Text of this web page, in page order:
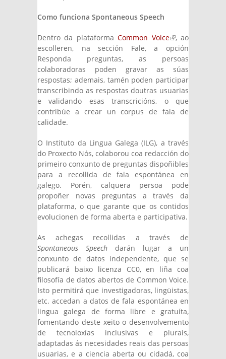
Como funciona Spontaneous Speech
Dentro da plataformaCommon Voice(link is
external)
, ao
escolleren, na sección Fale, a opción
Responda preguntas, as persoas
colaboradoras poden gravar as súas
respostas; ademais, tamén poden participar
transcribindo as respostas doutras usuarias
e validando esas transcricións, o que
contribúe a crear un corpus de fala de
calidade.
O Instituto da Lingua Galega (ILG), a través
do Proxecto Nós, colaborou coa redacción do
primeiro conxunto de preguntas dispoñibles
para a recollida de fala espontánea en
galego. Porén, calquera persoa pode
propoñer novas preguntas a través da
plataforma, o que garante que os contidos
evolucionen de forma aberta e participativa.
As achegas recollidas a través de
Spontaneous Speech darán lugar a un
conxunto de datos independente, que se
publicará baixo licenza CC0, en liña coa
filosofía de datos abertos de Common Voice.
Isto permitirá que investigadoras, lingüistas,
etc. accedan a datos de fala espontánea en
lingua galega de forma libre e gratuíta,
fomentando deste xeito o desenvolvemento
de tecnoloxías inclusivas e plurais,
adaptadas ás necesidades reais das persoas
usuarias, e a ciencia aberta ou cidadá, coa